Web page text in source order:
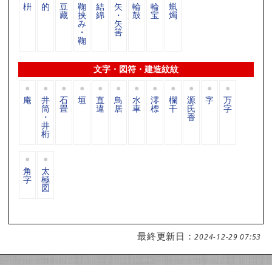
枡 的 豆
藏
鞠
挟
み
・
鞠
結
綿
矢
・
矢
筈
輪
鼓
輪
宝
蝋
燭
文字・図符・建造紋紋
庵 井
筒
・
井
桁
石
畳
垣 直
違
鳥
居
水
車
澪
標
欄
干
源
氏
香
字 万
字
角
字
太
極
図
最終更新日：2024-12-29 07:53